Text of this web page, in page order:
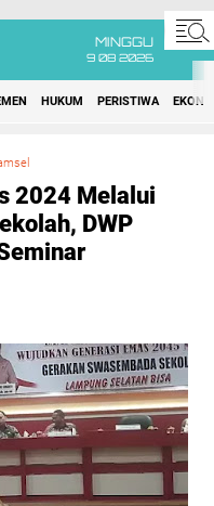
MINGGU
9 08 2026
HUKUM PERISTIWA
2024 Melalui
DWP